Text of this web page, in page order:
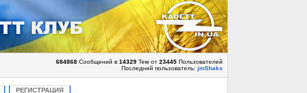
684868Сообщений в 14329Тем от 23445Пользователей
Последний пользователь: jmShaks
РЕГИСТРАЦИЯ